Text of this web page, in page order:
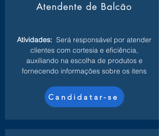
Atendente de Balcão
Atividades: Será responsável por atender
clientes com cortesia e eficiência,
auxiliando na escolha de produtos e
fornecendo informações sobre os itens
Candidatar-se